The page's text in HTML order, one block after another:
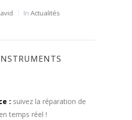
In Actualités
: suivez la réparation de
temps réel !